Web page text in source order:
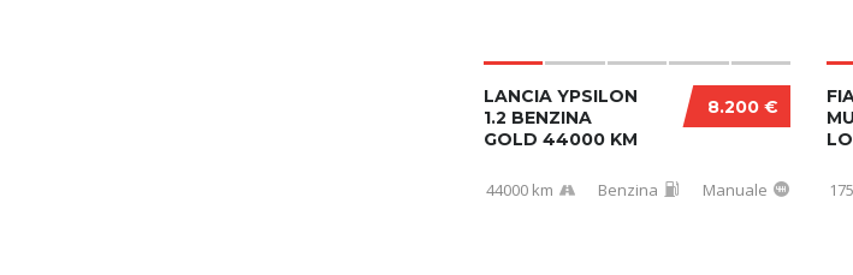
8.200 €
LANCIA YPSILON
1.2 BENZINA
GOLD 44000 KM
44000 km Benzina Manuale